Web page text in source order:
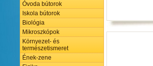
Óvoda bútorok
Iskola bútorok
Biológia
Mikroszkópok
Környezet- és
természetismeret
Ének-zene